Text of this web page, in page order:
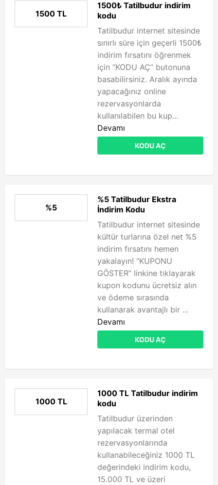
1500 TL
1500₺ Tatilbudur indirim
kodu
Tatilbudur internet sitesinde
sınırlı süre için geçerli 1500₺
indirim fırsatını öğrenmek
için “KODU AÇ” butonuna
basabilirsiniz. Aralık ayında
yapacağınız online
rezervasyonlarda
kullanılabilen bu kup...
Devamı
KODU AÇ
%5
%5 Tatilbudur Ekstra
İndirim Kodu
Tatilbudur internet sitesinde
kültür turlarına özel net %5
indirim fırsatını hemen
yakalayın! “KUPONU
GÖSTER” linkine tıklayarak
kupon kodunu ücretsiz alın
ve ödeme sırasında
kullanarak avantajlı bir ...
Devamı
KODU AÇ
1000 TL
1000 TL Tatilbudur indirim
kodu
Tatilbudur üzerinden
yapılacak termal otel
rezervasyonlarında
kullanabileceğiniz 1000 TL
değerindeki indirim kodu,
15.000 TL ve üzeri